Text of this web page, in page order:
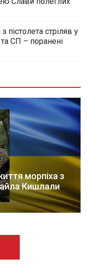
пістолета стріляв у
СП – поранені
морпіха з
Кишлали